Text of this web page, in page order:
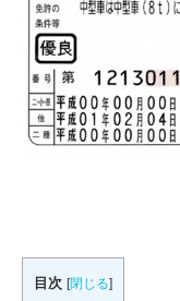
目次 [閉じる]